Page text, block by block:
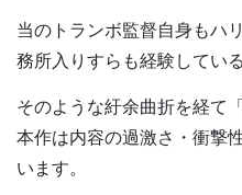
当のトランボ監督自身もハ
務所入りすらも経験してい
そのような紆余曲折を経て
本作は内容の過激さ・衝撃
います。